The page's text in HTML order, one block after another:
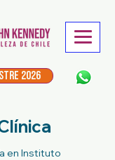
2026
en Instituto